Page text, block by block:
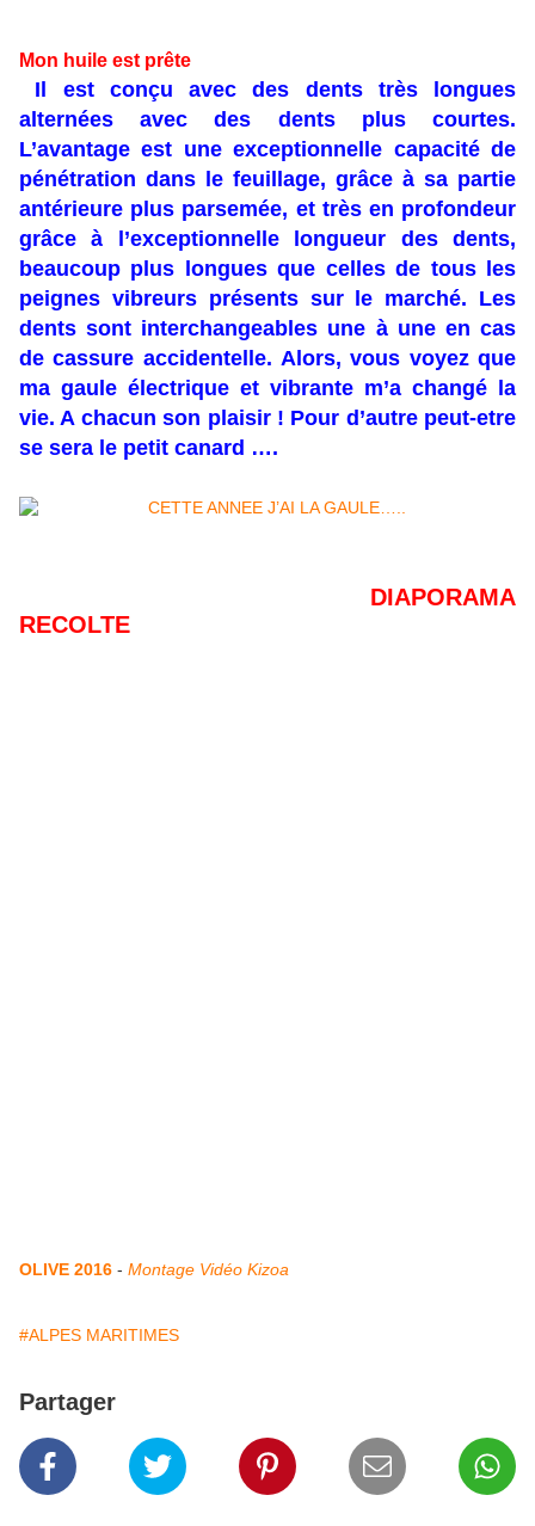
Mon huile est prête
Il est conçu avec des dents très longues
alternées avec des dents plus courtes.
L’avantage est une exceptionnelle capacité de
pénétration dans le feuillage, grâce à sa partie
antérieure plus parsemée, et très en profondeur
grâce à l’exceptionnelle longueur des dents,
beaucoup plus longues que celles de tous les
peignes vibreurs présents sur le marché. Les
dents sont interchangeables une à une en cas
de cassure accidentelle. Alors, vous voyez que
ma gaule électrique et vibrante m’a changé la
vie. A chacun son plaisir ! Pour d’autre peut-etre
se sera le petit canard ….
DIAPORAMA
RECOLTE
OLIVE 2016 - Montage Vidéo Kizoa
#ALPES MARITIMES
Partager